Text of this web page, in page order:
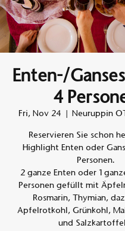
Enten-/
4
Fri, Nov 24
  |
Neuruppin
Reservieren Sie schon
Highlight Enten oder
Personen.
2 ganze Enten oder 1
Personen gefüllt mit
Rosmarin, Thymian,
Apfelrotkohl, Grünkohl,
und